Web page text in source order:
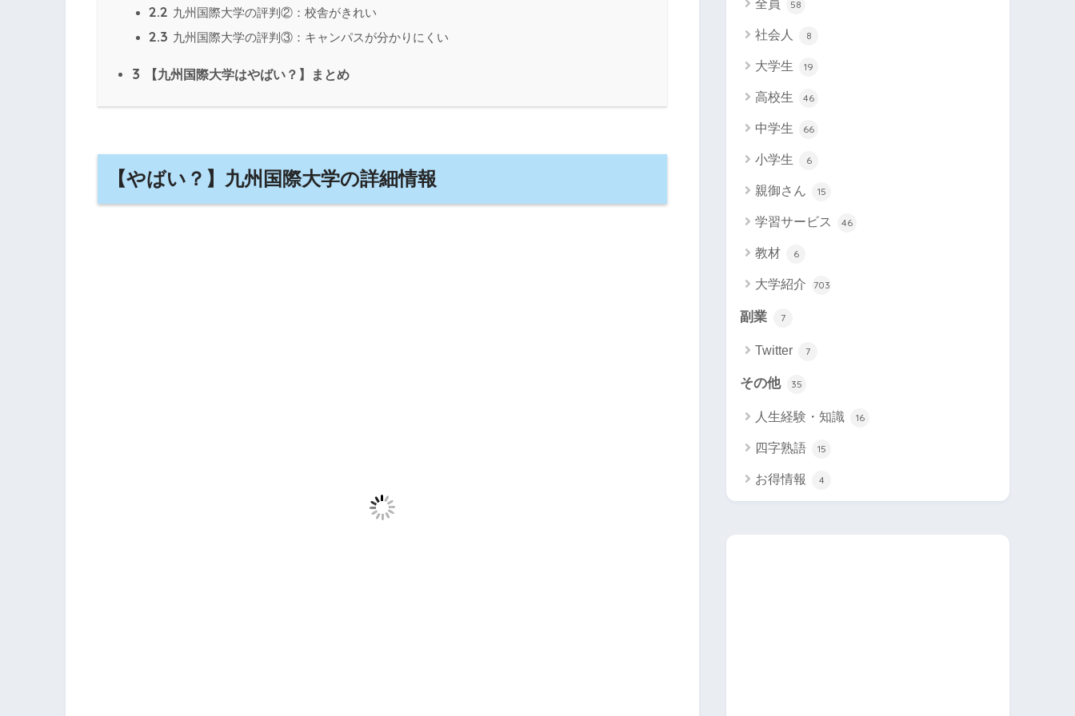
2.2 九州国際大学の評判②：校舎がきれい
2.3 九州国際大学の評判③：キャンパスが分かりにくい
3 【九州国際大学はやばい？】まとめ
【やばい？】九州国際大学の詳細情報
全員 58
社会人 8
大学生 19
高校生 46
中学生 66
小学生 6
親御さん 15
学習サービス 46
教材 6
大学紹介 703
副業 7
Twitter 7
その他 35
人生経験・知識 16
四字熟語 15
お得情報 4